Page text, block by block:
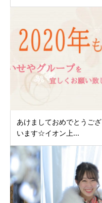
あけましておめでとうござ
います☆イオン上...